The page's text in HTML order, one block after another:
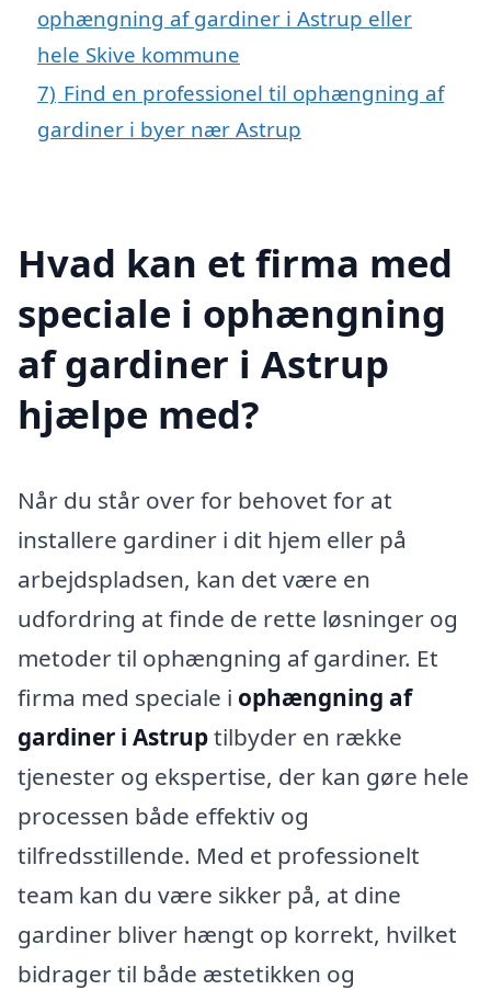
ophængning af gardiner i Astrup eller
hele Skive kommune
7) Find en professionel til ophængning af
gardiner i byer nær Astrup
Hvad kan et firma med
speciale i ophængning
af gardiner i Astrup
hjælpe med?
Når du står over for behovet for at
installere gardiner i dit hjem eller på
arbejdspladsen, kan det være en
udfordring at finde de rette løsninger og
metoder til ophængning af gardiner. Et
firma med speciale i ophængning af
gardiner i Astruptilbyder en række
tjenester og ekspertise, der kan gøre hele
processen både effektiv og
tilfredsstillende. Med et professionelt
team kan du være sikker på, at dine
gardiner bliver hængt op korrekt, hvilket
bidrager til både æstetikken og